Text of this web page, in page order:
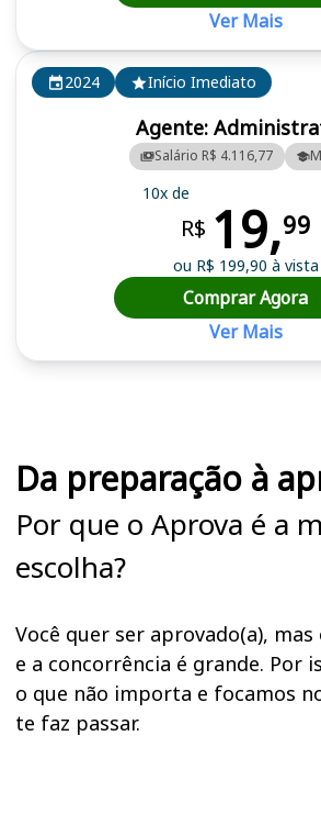
2024 Início Imediato
Agente:
Salário R$ 4.116,77
10x de
R$ 19,99
ou R$ 199,90 à vista
Comprar Agora
Ver Mais
Ver Mais
Da preparação à
Por que o Aprova é a
escolha?
Você quer ser aprovado(a),
e a concorrência é grande. Por
o que não importa e focamos
te faz passar.